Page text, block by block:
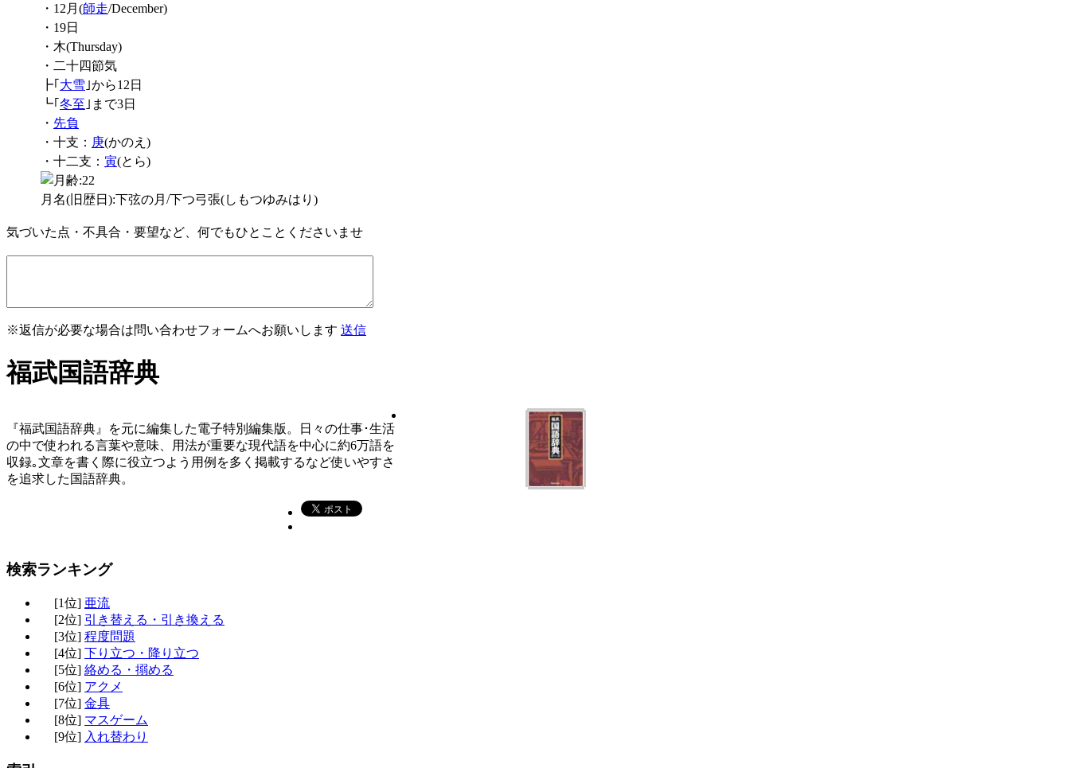
・12月(師走/December)
・19日
・木(Thursday)
・二十四節気
┣｢ 大雪 ｣から12日
┗｢ 冬至 ｣まで3日
・ 先負
・十支： 庚(かのえ)
・十二支： 寅(とら)
月名(旧歴日):下弦の月/下つ弓張(しもつゆみはり)
気づいた点・不具合・要望など、何でもひとことくださいませ
※返信が必要な場合は問い合わせフォームへお願いします 送信
福武国語辞典
『福武国語辞典』を元に編集した電子特別編集版。日々の仕事･生活
の中で使われる言葉や意味、用法が重要な現代語を中心に約6万語を
収録｡文章を書く際に役立つよう用例を多く掲載するなど使いやすさ
を追求した国語辞典。
検索ランキング
[1位] 亜流
[2位] 引き替える・引き換える
[3位] 程度問題
[4位] 下り立つ・降り立つ
[5位] 絡める・搦める
[6位] アクメ
[7位] 金具
[8位] マスゲーム
[9位] 入れ替わり